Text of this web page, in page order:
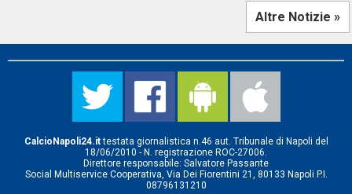
Altre Notizie »
CalcioNapoli24.ittestata giornalistica n.46 aut. Tribunale di Napoli del
18/06/2010 - N. registrazione ROC-27006.
Direttore responsabile: Salvatore Passante
Social Multiservice Cooperativa, Via Dei Fiorentini 21, 80133 Napoli P.I.
08796131210